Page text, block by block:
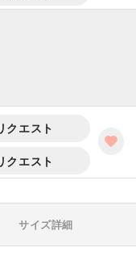
クエスト
クエスト
サイズ詳細